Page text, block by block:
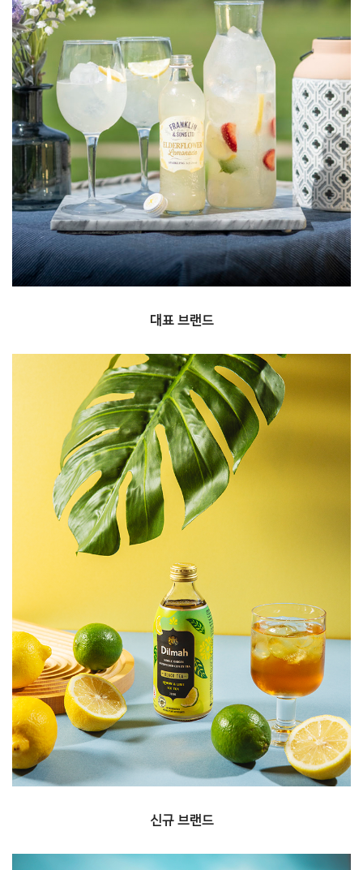
랭거스, 라우치, 프랭클린, 아마타임 등 국내에서
사랑받는 음료를 독점 수입 하고 있습니다.
대표 브랜드
새로운 브랜드, 음료를 발굴하여 국내에 '첫' 선
보입니다.
신규 브랜드